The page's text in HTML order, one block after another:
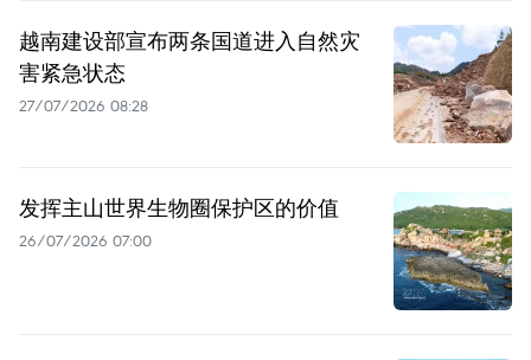
越南建设部宣布两条国道进入自然灾
害紧急状态
27/07/2026 08:28
发挥主山世界生物圈保护区的价值
26/07/2026 07:00